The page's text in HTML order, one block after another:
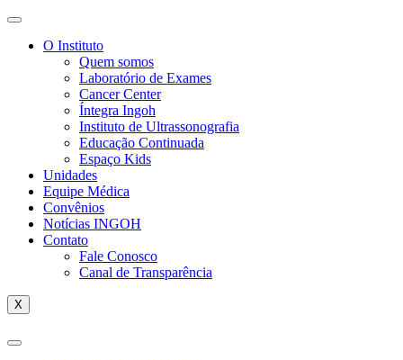
O Instituto
Quem somos
Laboratório de Exames
Cancer Center
Íntegra Ingoh
Instituto de Ultrassonografia
Educação Continuada
Espaço Kids
Unidades
Equipe Médica
Convênios
Notícias INGOH
Contato
Fale Conosco
Canal de Transparência
X